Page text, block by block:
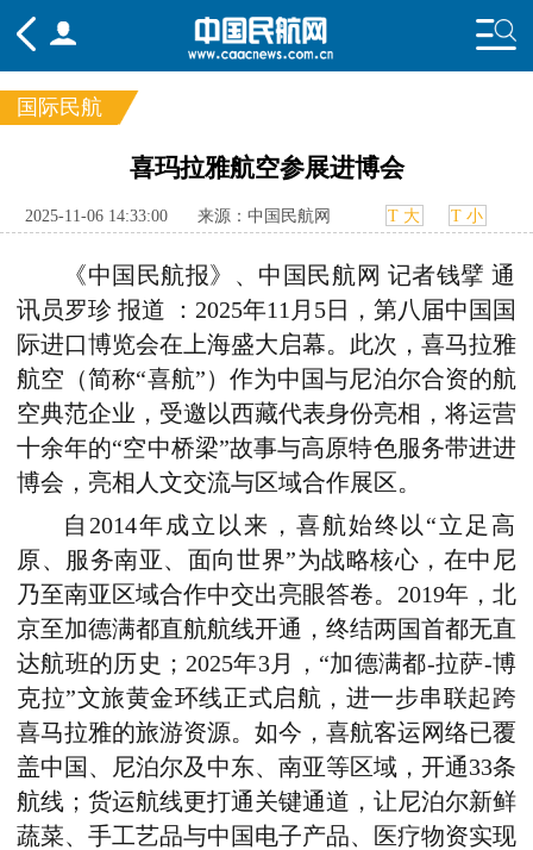
国内 国际
行业
国际民航
喜玛拉雅航空参展进博会
2025-11-06 14:33:00 来源：中国民航网 T 大 T 小
《中国民航报》、中国民航网 记者钱擘 通
讯员罗珍 报道 ：2025年11月5日，第八届中国国
际进口博览会在上海盛大启幕。此次，喜马拉雅
航空（简称“喜航”）作为中国与尼泊尔合资的航
空典范企业，受邀以西藏代表身份亮相，将运营
十余年的“空中桥梁”故事与高原特色服务带进进
博会，亮相人文交流与区域合作展区。
自2014年成立以来，喜航始终以“立足高
原、服务南亚、面向世界”为战略核心，在中尼
乃至南亚区域合作中交出亮眼答卷。2019年，北
京至加德满都直航航线开通，终结两国首都无直
达航班的历史；2025年3月，“加德满都-拉萨-博
克拉”文旅黄金环线正式启航，进一步串联起跨
喜马拉雅的旅游资源。如今，喜航客运网络已覆
盖中国、尼泊尔及中东、南亚等区域，开通33条
航线；货运航线更打通关键通道，让尼泊尔新鲜
蔬菜、手工艺品与中国电子产品、医疗物资实现